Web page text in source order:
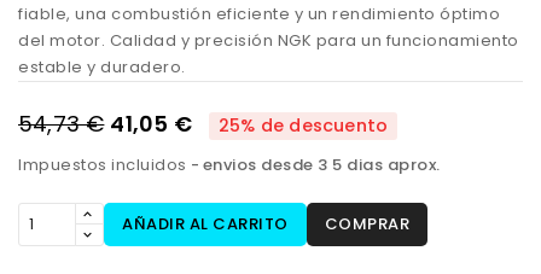
fiable, una combustión eficiente y un rendimiento óptimo
del motor. Calidad y precisión NGK para un funcionamiento
estable y duradero.
54,73 € 41,05 € 25% de descuento
Impuestos incluidos envios desde 3 5 dias aprox.
AÑADIR AL CARRITO COMPRAR